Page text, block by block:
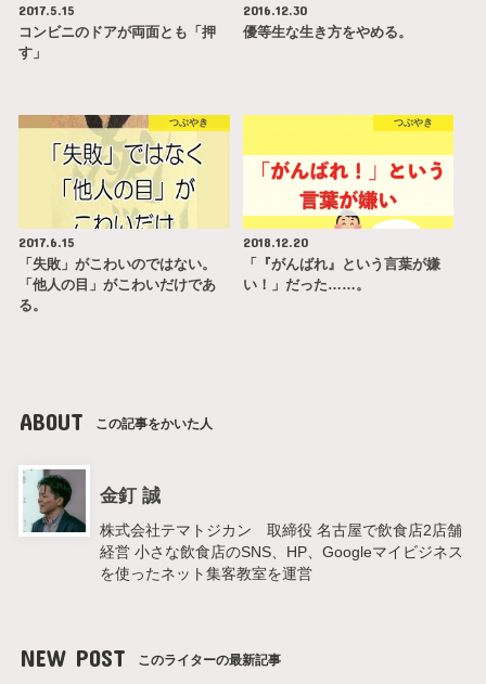
2017.5.15
コンビニのドアが両面とも「押
す」
2016.12.30
優等生な生き方をやめる。
つぶやき
2017.6.15
「失敗」がこわいのではない。
「他人の目」がこわいだけであ
る。
つぶやき
2018.12.20
「『がんばれ』という言葉が嫌
い！」だった……。
ABOUT この記事をかいた人
金釘 誠
株式会社テマトジカン 取締役 名古屋で飲食店2店舗
経営 小さな飲食店のSNS、HP、Googleマイビジネス
を使ったネット集客教室を運営
NEW POST このライターの最新記事